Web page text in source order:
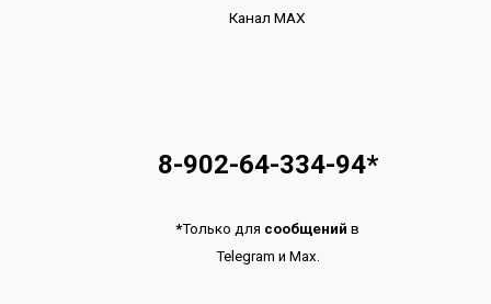
Канал МАХ
8-902-64-334-94*
*Только для сообщений в
Telegram и Max.